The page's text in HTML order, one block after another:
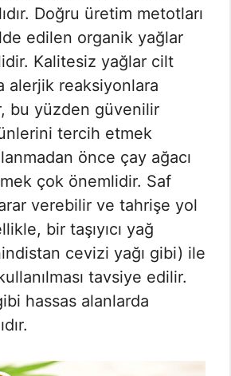
Doğru üretim metotları
edilen organik yağlar
Kalitesiz yağlar cilt
alerjik reaksiyonlara
bu yüzden güvenilir
tercih etmek
önce çay ağacı
çok önemlidir. Saf
verebilir ve tahrişe yol
bir taşıyıcı yağ
cevizi yağı gibi) ile
tavsiye edilir.
hassas alanlarda